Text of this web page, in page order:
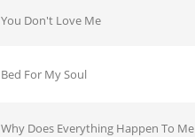
You Don't Love Me
Bed For My Soul
Why Does Everything Happen To Me